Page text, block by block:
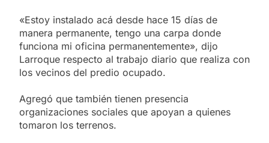
«Estoy instalado acá desde hace 15 días de
manera permanente, tengo una carpa donde
funciona mi oficina permanentemente», dijo
Larroque respecto al trabajo diario que realiza con
los vecinos del predio ocupado.
Agregó que también tienen presencia
organizaciones sociales que apoyan a quienes
tomaron los terrenos.